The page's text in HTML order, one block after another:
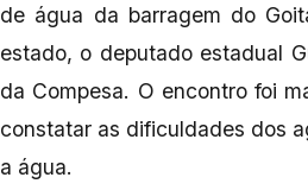
de água da barragem do
estado, o deputado estadual
da Compesa. O encontro foi
constatar as dificuldades dos
a água.